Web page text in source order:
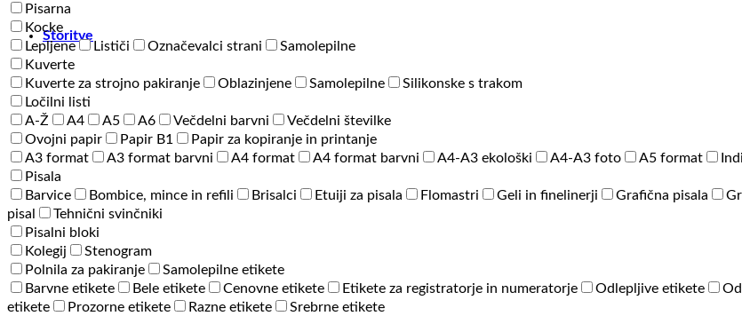
Storitve
Pisarna
Kocke
Lepljene
Lističi Označevalci strani
Samolepilne
Kuverte
Kuverte za strojno pakiranje
Oblazinjene Samolepilne
Silikonske s trakom
Ločilni listi
A-Ž
A4 A5 A6 Večdelni barvni
Večdelni številke
Ovojni papir
Papir B1
Papir za kopiranje in printanje
A3 format
A3 format barvni A4 format A4 format barvni A4-A3 ekološki A4-A3 foto A5 format
Pisala
Barvice
Bombice, mince in refili Brisalci Etuiji za pisala Flomastri Geli in finelinerji Grafična pisala
pisal
Tehnični svinčniki
Pisalni bloki
Kolegij
Stenogram
Polnila za pakiranje
Samolepilne etikete
Barvne etikete
Bele etikete Cenovne etikete Etikete za registratorje in numeratorje Odlepljive etikete
etikete
Prozorne etikete Razne etikete
Srebrne etikete